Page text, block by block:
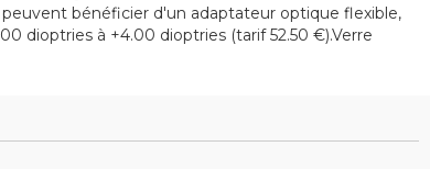
bénéficier d'un adaptateur optique flexible,
dioptries à +4.00 dioptries (tarif 52.50 €).Verre